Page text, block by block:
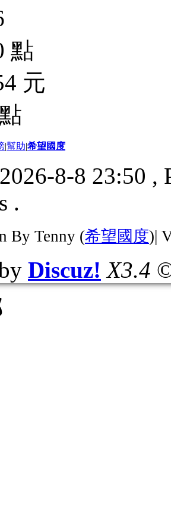
點
元
|幫助|希望國度
8-8 23:50 ,
.
By Tenny (希望國度)|
Discuz! X3.4